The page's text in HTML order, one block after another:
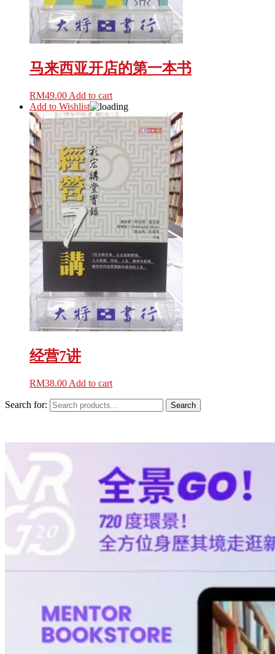
马来西亚开店的第一本书
RM49.00 Add to cart
Add to Wishlist
经营7讲
RM38.00 Add to cart
Search for: Search